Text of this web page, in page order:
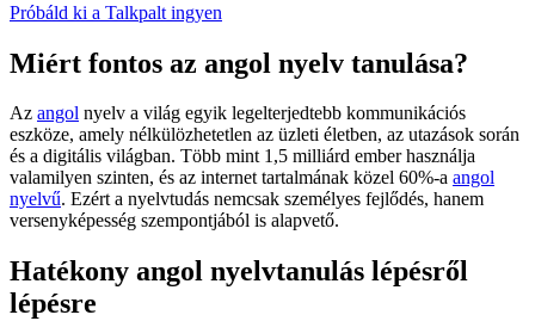
Próbáld ki a Talkpalt ingyen
Miért fontos az angol nyelv tanulása?
Az angol nyelv a világ egyik legelterjedtebb kommunikációs
eszköze, amely nélkülözhetetlen az üzleti életben, az utazások során
és a digitális világban. Több mint 1,5 milliárd ember használja
valamilyen szinten, és az internet tartalmának közel 60%-a angol
nyelvű. Ezért a nyelvtudás nemcsak személyes fejlődés, hanem
versenyképesség szempontjából is alapvető.
Hatékony angol nyelvtanulás lépésről
lépésre